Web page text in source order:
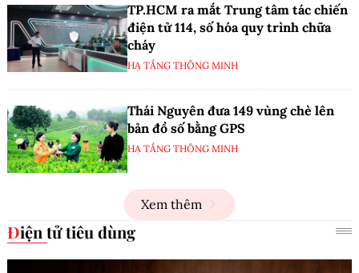
TP.HCM ra mắt Trung tâm tác chiến
điện tử 114, số hóa quy trình chữa
cháy
HẠ TẦNG THÔNG MINH
Thái Nguyên đưa 149 vùng chè lên
bản đồ số bằng GPS
HẠ TẦNG THÔNG MINH
Xem thêm
Điện tử tiêu dùng